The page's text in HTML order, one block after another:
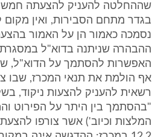
שההחלטה להעניק להצעתה חמש
בגדר מתחם הסבירות, ואין
נסמכה כאמור הן על האמור
ההבהרה שניתנה בדוא"ל
האפשרות להסתמך על הדוא"ל,
אף הולמת את תנאי המכרז, שבו
רשאית להעניק להצעות ניקוד,
"בהסתמך בין היתר על הפירוט
המלצות וכיוב') אשר צורפו